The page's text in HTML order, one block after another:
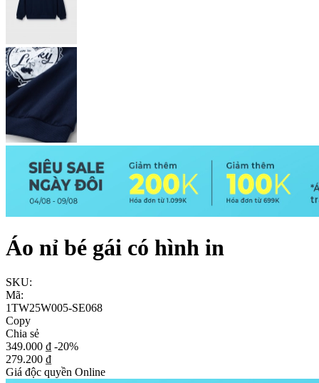
Áo nỉ bé gái có hình in
SKU:
Mã:
1TW25W005-SE068
Copy
Chia sẻ
349.000 ₫ -20%
279.200 ₫
Giá độc quyền Online